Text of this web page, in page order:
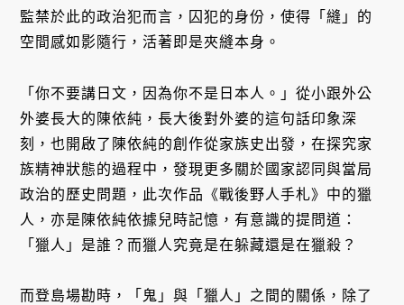
監禁於此的政治犯而言，囚犯的身份，使得「縫」的
空間感如影隨行，活著即是夾縫本身。
「你不要講日文，因為你不是日本人。」從小跟外公
外婆長大的陳依純，長大後對外婆的這句話印象深
刻，也開啟了陳依純的創作從家族史出發，在探究家
族精神狀態的過程中，發現更多關於國家認同與當局
政治的歷史問題，此次作品《戰後野人手札》中的獵
人，亦是陳依純依據兒時記憶，有意識的提問道：
「獵人」是誰？而獵人究竟是在躲藏還是在獵殺？
而登島場勘時，「鬼」與「獵人」之間的關係，除了